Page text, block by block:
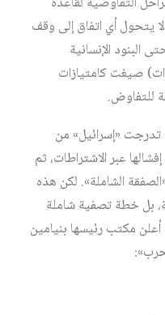
لا يتحول أي اتفاق إلى وقف
البنود الإنسانية
صيغت كامتيازات
للتفاوض.
تدرجت «إسرائيل» من
عبر الاشتراطات، ثم
الشاملة». لكن هذه
بل خطة تصفية شاملة
أعلن مكتب رئيسها بنيامين